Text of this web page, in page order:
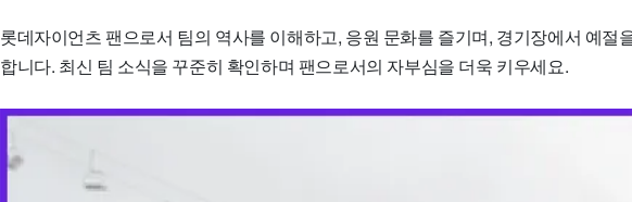
롯데자이언츠 팬으로서 팀의 역사를 이해하고, 응원 문화를 즐기며, 경기장에서 예절
합니다. 최신 팀 소식을 꾸준히 확인하며 팬으로서의 자부심을 더욱 키우세요.